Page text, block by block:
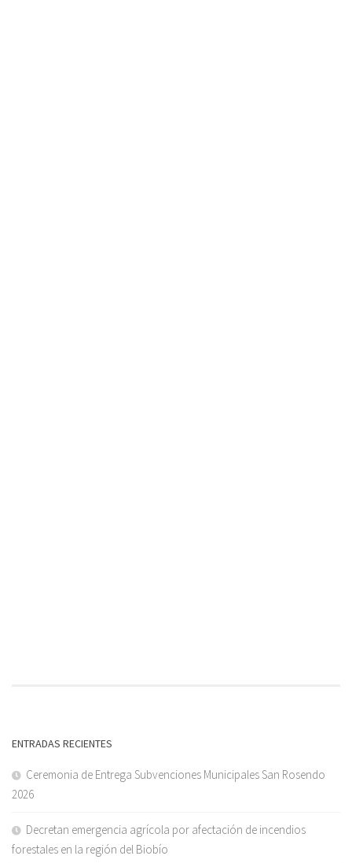
ENTRADAS RECIENTES
Ceremonia de Entrega Subvenciones Municipales San Rosendo
2026
Decretan emergencia agrícola por afectación de incendios
forestales en la región del Biobío